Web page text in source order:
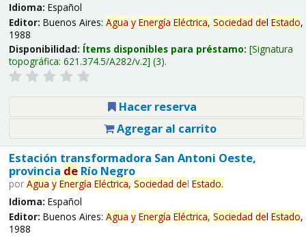
Idioma: Español
Editor: Buenos Aires: Agua y Energía Eléctrica, Sociedad del Estado,
1988
Disponibilidad: Ítems disponibles para préstamo: Signatura
topográfica: 621.374.5/A282/v.2 (3).
Hacer reserva
Agregar al carrito
Estación transformadora San Antoni Oeste,
provincia deRío Negro
por Agua y Energía Eléctrica, Sociedad del Estado.
Idioma: Español
Editor: Buenos Aires: Agua y Energía Eléctrica, Sociedad del Estado,
1988